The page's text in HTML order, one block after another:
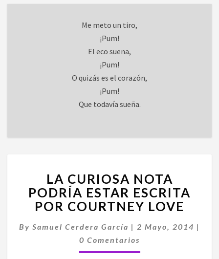
Me meto un tiro,
¡Pum!
El eco suena,
¡Pum!
O quizás es el corazón,
¡Pum!
Que todavía sueña.
CURIOSA
NOTA
PODRÍA
ESTAR
POR
COURTNEY
LOVE
LA CURIOSA NOTA
PODRÍA ESTAR ESCRITA
POR COURTNEY LOVE
By Samuel Cerdera García | 2 Mayo, 2014 |
Comentarios
0 Comentarios